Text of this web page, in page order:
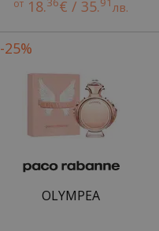
от 18. € / 35. лв.
-25%
OLYMPEA